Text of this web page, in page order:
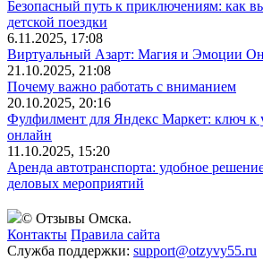
Безопасный путь к приключениям: как
детской поездки
6.11.2025, 17:08
Виртуальный Азарт: Магия и Эмоции
21.10.2025, 21:08
Почему важно работать с вниманием
20.10.2025, 20:16
Фулфилмент для Яндекс Маркет: ключ
онлайн
11.10.2025, 15:20
Аренда автотранспорта: удобное
деловых мероприятий
© Отзывы Омска.
Контакты Правила сайта
Служба поддержки: support@otzyvy55.ru